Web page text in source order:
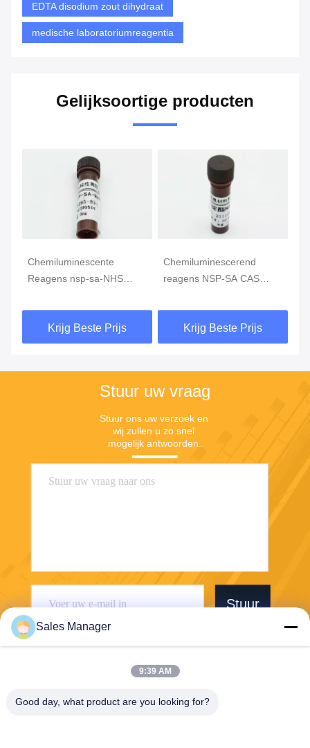
EDTA disodium zout dihydraat
medische laboratoriumreagentia
Gelijksoortige producten
Chemiluminescente
Reagens nsp-sa-NHS
poeder Purity>98%
Krijg Beste Prijs
Chemiluminescerend
reagens NSP-SA CAS
of vaste stof
Krijg Beste Prijs
Stuur uw vraag
Stuur ons uw verzoek en
wij zullen u zo snel
mogelijk antwoorden.
Stuur
Sales Manager
9:39 AM
Good day, what product are you looking for?